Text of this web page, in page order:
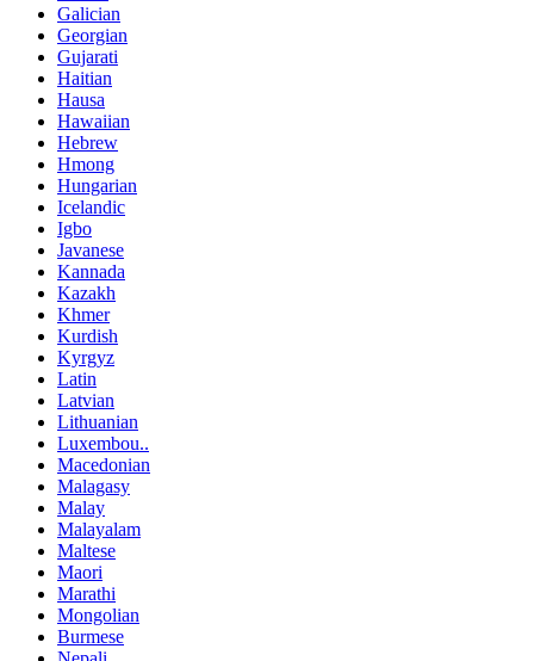
Galician
Georgian
Gujarati
Haitian
Hausa
Hawaiian
Hebrew
Hmong
Hungarian
Icelandic
Igbo
Javanese
Kannada
Kazakh
Khmer
Kurdish
Kyrgyz
Latin
Latvian
Lithuanian
Luxembou..
Macedonian
Malagasy
Malay
Malayalam
Maltese
Maori
Marathi
Mongolian
Burmese